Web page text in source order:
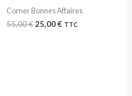
Corner Bonnes Affaires
55,00€25,00€ TTC